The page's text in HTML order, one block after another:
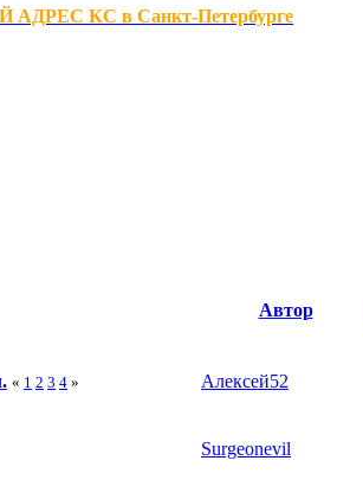
КС в Санкт-Петербурге
Автор
« 1 2 3 4 » Алексей52
Surgeonevil